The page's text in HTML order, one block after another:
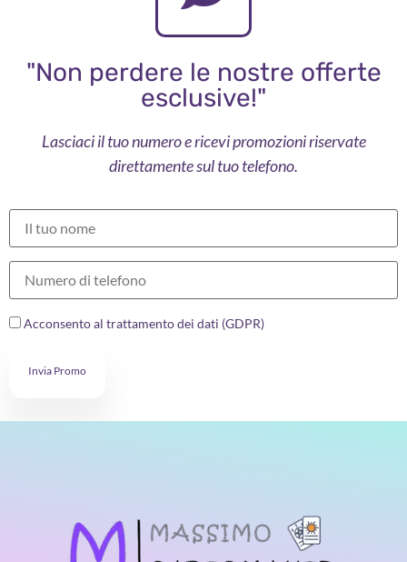
"Non perdere le nostre offerte
esclusive!"
Lasciaci il tuo numero e ricevi promozioni riservate
direttamente sul tuo telefono.
Acconsento al trattamento dei dati (GDPR)
Invia Promo